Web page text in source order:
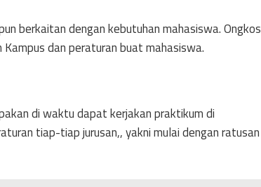
berkaitan dengan kebutuhan mahasiswa. Ongkos
dan peraturan buat mahasiswa.
di waktu dapat kerjakan praktikum di
tiap-tiap jurusan,, yakni mulai dengan ratusan